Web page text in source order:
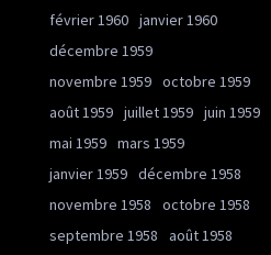
février 1960 janvier 1960
décembre 1959
novembre 1959 octobre 1959
août 1959 juillet 1959 juin 1959
mai 1959 mars 1959
janvier 1959 décembre 1958
novembre 1958
octobre 1958
septembre 1958
août 1958